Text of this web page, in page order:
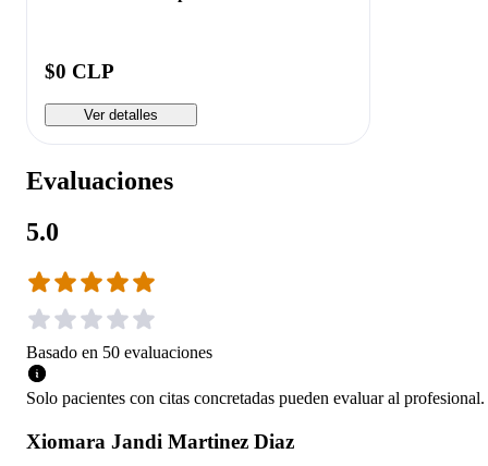
$0 CLP
Ver detalles
Evaluaciones
5.0
Basado en 50 evaluaciones
Solo pacientes con citas concretadas pueden evaluar al profesional.
Xiomara Jandi Martinez Diaz